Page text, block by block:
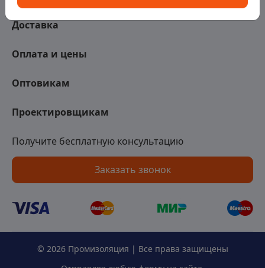
Получите бесплатную консультацию
Заказать звонок
Доставка
Оплата и цены
Оптовикам
Проектировщикам
© 2026 Промизоляция | Все права защищены